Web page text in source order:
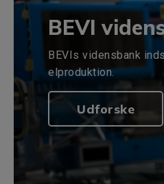
BEVI
BEVIs vidensbank
elproduktion.
Udforske